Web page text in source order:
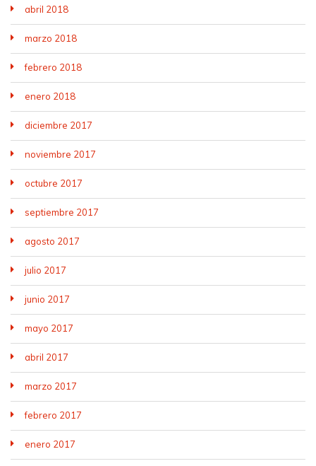
abril 2018
marzo 2018
febrero 2018
enero 2018
diciembre 2017
noviembre 2017
octubre 2017
septiembre 2017
agosto 2017
julio 2017
junio 2017
mayo 2017
abril 2017
marzo 2017
febrero 2017
enero 2017